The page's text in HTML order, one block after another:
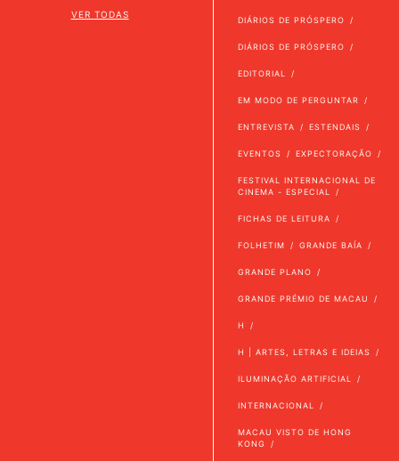
VER TODAS
DIÁRIOS DE PRÓSPERO
DIÁRIOS DE PRÓSPERO
EDITORIAL
EM MODO DE PERGUNTAR
ENTREVISTA ESTENDAIS
EVENTOS EXPECTORAÇÃO
FESTIVAL INTERNACIONAL DE
CINEMA - ESPECIAL
FICHAS DE LEITURA
FOLHETIM GRANDE BAÍA
GRANDE PLANO
GRANDE PRÉMIO DE MACAU
H
H | ARTES, LETRAS E IDEIAS
ILUMINAÇÃO ARTIFICIAL
INTERNACIONAL
MACAU VISTO DE HONG
KONG